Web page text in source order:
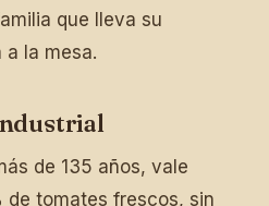
que lleva su
la mesa.
de 135 años, vale
de tomates frescos, sin